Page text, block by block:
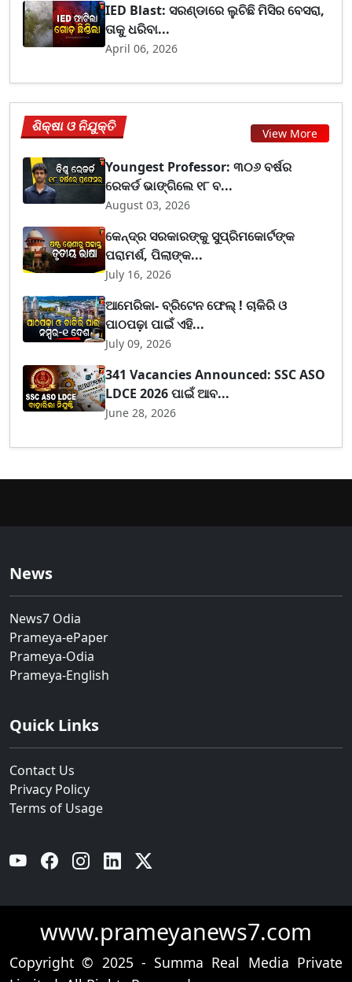
IED Blast: ସରଣ୍ଡାରେ ଲୁଚିଛି ମିସିର ବେସରା,
ତାକୁ ଧରିବା...
April 06, 2026
ଶିକ୍ଷା ଓ ନିଯୁକ୍ତି View More
Youngest Professor: ୩୦୬ ବର୍ଷର
ରେକର୍ଡ ଭାଙ୍ଗିଲେ ୧୮ ବ...
August 03, 2026
କେନ୍ଦ୍ର ସରକାରଙ୍କୁ ସୁପ୍ରିମକୋର୍ଟଙ୍କ
ପରାମର୍ଶ, ପିଲାଙ୍କ...
July 16, 2026
ଆମେରିକା- ବ୍ରିଟେନ ଫେଲ୍ ! ଚାକିରି ଓ
ପାଠପଢ଼ା ପାଇଁ ଏହି...
July 09, 2026
341 Vacancies Announced: SSC ASO
LDCE 2026 ପାଇଁ ଆବ...
June 28, 2026
News
News7 Odia
Prameya-ePaper
Prameya-Odia
Prameya-English
Quick Links
Contact Us
Privacy Policy
Terms of Usage
YouTube Facebook Instagram Linkedin
www.prameyanews7.com
Copyright © 2025 - Summa Real Media Private